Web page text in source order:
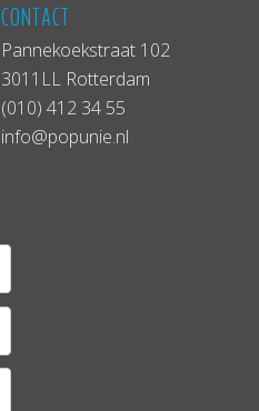
CONTACT
Pannekoekstraat 102
3011LL Rotterdam
(010) 412 34 55
info@popunie.nl